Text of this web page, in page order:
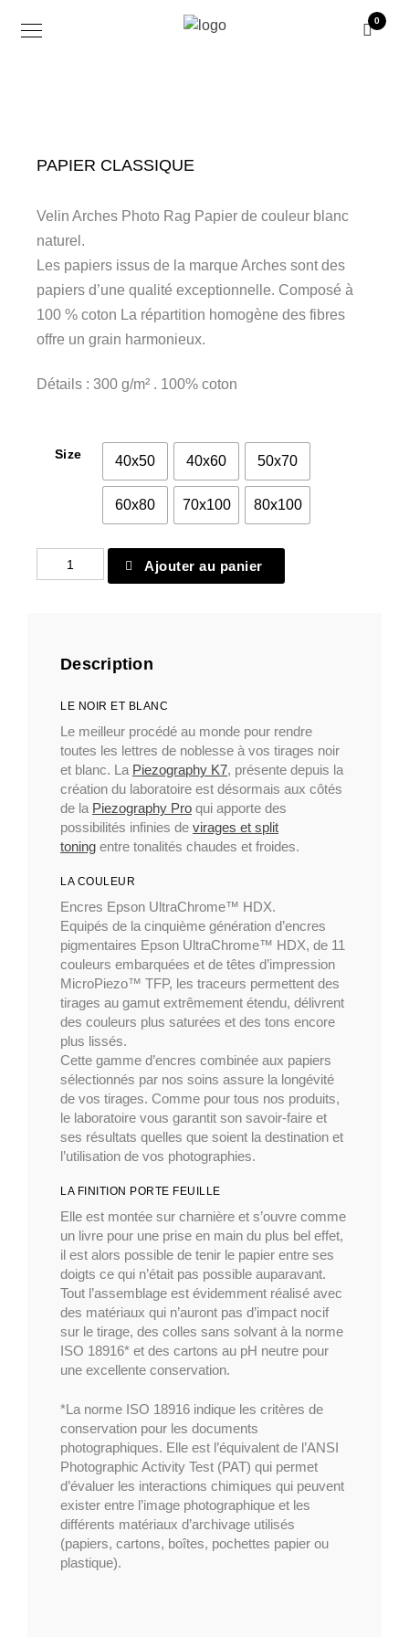
0
PAPIER CLASSIQUE
Velin Arches Photo Rag Papier de couleur blanc
naturel.
Les papiers issus de la marque Arches sont des
papiers d’une qualité exceptionnelle. Composé à
100 % coton La répartition homogène des fibres
offre un grain harmonieux.
Détails : 300 g/m² . 100% coton
Size 40x50 40x60 50x70
60x80 70x100 80x100
quantité
de
Ajouter au panier
Description
LE NOIR ET BLANC
Le meilleur procédé au monde pour rendre
toutes les lettres de noblesse à vos tirages noir
et blanc. La Piezography K7, présente depuis la
création du laboratoire est désormais aux côtés
de la Piezography Pro qui apporte des
possibilités infinies de virages et split
toning entre tonalités chaudes et froides.
LA COULEUR
Encres Epson UltraChrome™ HDX.
Equipés de la cinquième génération d’encres
pigmentaires Epson UltraChrome™ HDX, de 11
couleurs embarquées et de têtes d’impression
MicroPiezo™ TFP, les traceurs permettent des
tirages au gamut extrêmement étendu, délivrent
des couleurs plus saturées et des tons encore
plus lissés.
Cette gamme d’encres combinée aux papiers
sélectionnés par nos soins assure la longévité
de vos tirages. Comme pour tous nos produits,
le laboratoire vous garantit son savoir-faire et
ses résultats quelles que soient la destination et
l’utilisation de vos photographies.
LA FINITION PORTE FEUILLE
Elle est montée sur charnière et s’ouvre comme
un livre pour une prise en main du plus bel effet,
il est alors possible de tenir le papier entre ses
doigts ce qui n’était pas possible auparavant.
Tout l’assemblage est évidemment réalisé avec
des matériaux qui n’auront pas d’impact nocif
sur le tirage, des colles sans solvant à la norme
ISO 18916* et des cartons au pH neutre pour
une excellente conservation.
*La norme ISO 18916 indique les critères de
conservation pour les documents
photographiques. Elle est l’équivalent de l’ANSI
Photographic Activity Test (PAT) qui permet
d’évaluer les interactions chimiques qui peuvent
exister entre l’image photographique et les
différents matériaux d’archivage utilisés
(papiers, cartons, boîtes, pochettes papier ou
plastique).